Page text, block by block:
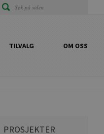
TILVALG OM OSS
PROSJEKTER